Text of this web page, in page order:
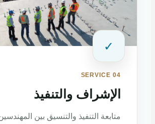
✓
SERVICE 04
الإشراف والتنفيذ
متابعة التنفيذ والتنسيق بين المهندسين والفنيين